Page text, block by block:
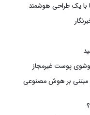
پوست غیرمجاز
مبتنی بر هوش مصنوعی